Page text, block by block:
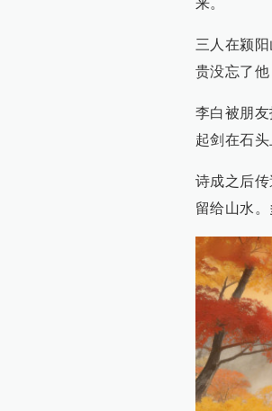
来。
三人在颍
贵没忘了他
李白被朋
起剑在石
诗成之后
留给山水